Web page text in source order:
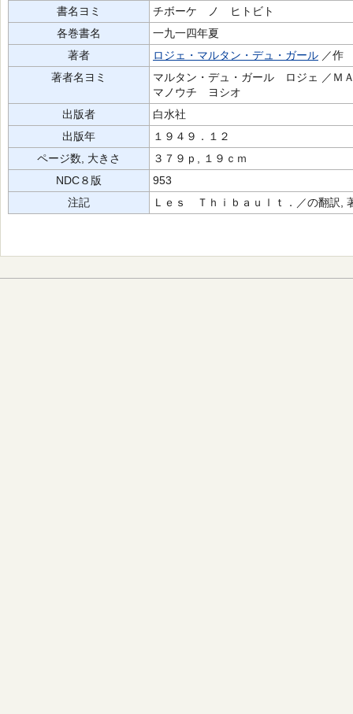
書名ヨミ
チボーケ ノ ヒトビト
各巻書名
一九一四年夏
著者
ロジェ・マルタン・デュ・ガール ／作
著者名ヨミ
マルタン・デュ・ガール ロジェ ／
マノウチ ヨシオ
出版者
白水社
出版年
１９４９．１２
ページ数, 大きさ
３７９ｐ, １９ｃｍ
NDC８版
953
注記
Ｌｅｓ Ｔｈｉｂａｕｌｔ．／の翻訳,